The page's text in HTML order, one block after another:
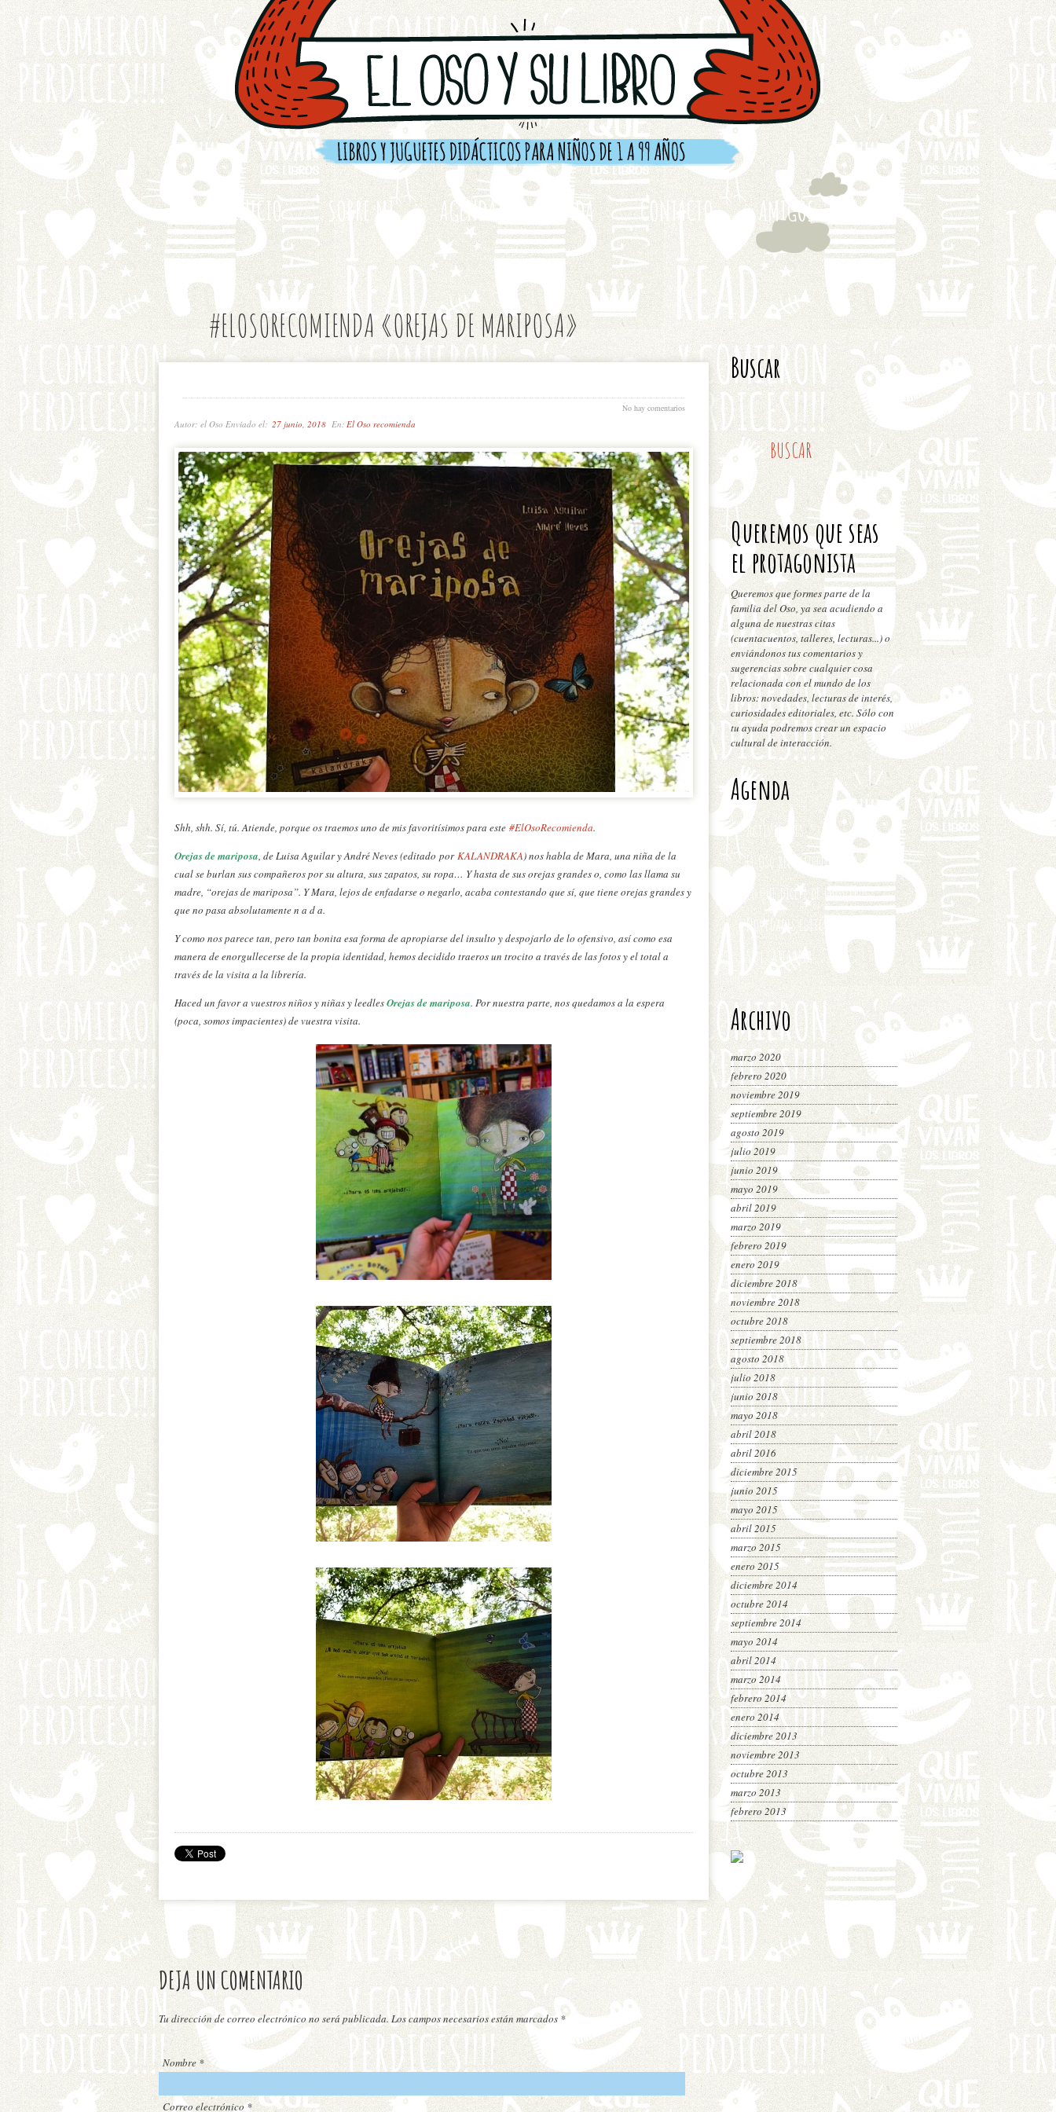
INICIO SOBRE MI AGENDA TIENDA CONTACTO AMIGOS
#ELOSORECOMIENDA «OREJAS DE MARIPOSA»
No hay comentarios
Autor: el Oso Enviado el: 27 junio, 2018 En: El Oso recomienda
Shh, shh. Sí, tú. Atiende, porque os traemos uno de mis favoritísimos para este #ElOsoRecomienda.
Orejas de mariposa , de Luisa Aguilar y André Neves (editado por KALANDRAKA) nos habla de Mara, una niña de la
cual se burlan sus compañeros por su altura, sus zapatos, su ropa… Y hasta de sus orejas grandes o, como las llama su
madre, “orejas de mariposa”. Y Mara, lejos de enfadarse o negarlo, acaba contestando que sí, que tiene orejas grandes y
que no pasa absolutamente n a d a.
Y como nos parece tan, pero tan bonita esa forma de apropiarse del insulto y despojarlo de lo ofensivo, así como esa
manera de enorgullecerse de la propia identidad, hemos decidido traeros un trocito a través de las fotos y el total a
través de la visita a la librería.
Haced un favor a vuestros niños y niñas y leedlesOrejas de mariposa. Por nuestra parte, nos quedamos a la espera
(poca, somos impacientes) de vuestra visita.
DEJA UN COMENTARIO
Tu dirección de correo electrónico no será publicada. Los campos necesarios están marcados *
Nombre *
Correo electrónico *
Buscar
Queremos que seas
el protagonista
Queremos que formes parte de la
familia del Oso, ya sea acudiendo a
alguna de nuestras citas
(cuentacuentos, talleres, lecturas...) o
enviándonos tus comentarios y
sugerencias sobre cualquier cosa
relacionada con el mundo de los
libros: novedades, lecturas de interés,
curiosidades editoriales, etc. Sólo con
tu ayuda podremos crear un espacio
cultural de interacción.
Agenda
Actividades
El Oso recomienda
Lo que dicen de nosotros
Novedades editoriales
Sin categoría
Archivo
marzo 2020
febrero 2020
noviembre 2019
septiembre 2019
agosto 2019
julio 2019
junio 2019
mayo 2019
abril 2019
marzo 2019
febrero 2019
enero 2019
diciembre 2018
noviembre 2018
octubre 2018
septiembre 2018
agosto 2018
julio 2018
junio 2018
mayo 2018
abril 2018
abril 2016
diciembre 2015
junio 2015
mayo 2015
abril 2015
marzo 2015
enero 2015
diciembre 2014
octubre 2014
septiembre 2014
mayo 2014
abril 2014
marzo 2014
febrero 2014
enero 2014
diciembre 2013
noviembre 2013
octubre 2013
marzo 2013
febrero 2013